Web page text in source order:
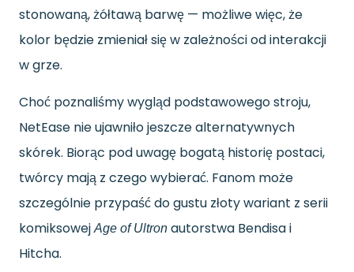
stonowaną, żółtawą barwę — możliwe więc, że
kolor będzie zmieniał się w zależności od interakcji
w grze.
Choć poznaliśmy wygląd podstawowego stroju,
NetEase nie ujawniło jeszcze alternatywnych
skórek. Biorąc pod uwagę bogatą historię postaci,
twórcy mają z czego wybierać. Fanom może
szczególnie przypaść do gustu złoty wariant z serii
komiksowejAge of Ultron autorstwa Bendisa i
Hitcha.